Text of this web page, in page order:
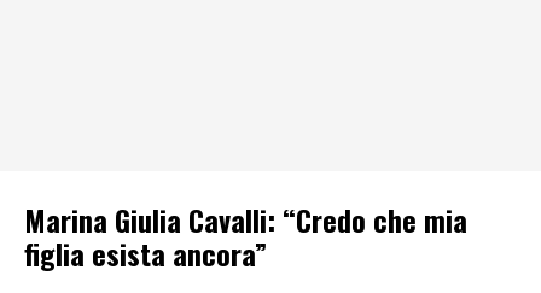
Marina Giulia Cavalli: “Credo che mia
figlia esista ancora”